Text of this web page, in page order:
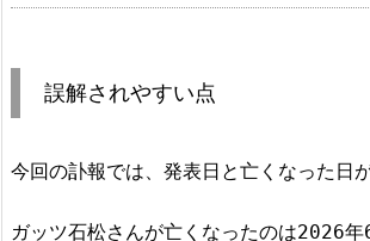
誤解されやすい点
今回の訃報では、発表日と亡くなった日
ガッツ石松さんが亡くなったのは2026